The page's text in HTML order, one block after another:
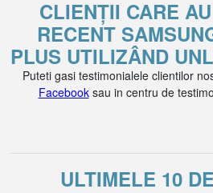
CLIENȚII CARE
RECENT
PLUS UTILIZÂND
Puteti gasi testimonialele clientilor
Facebooksau in centru de
ULTIMELE 10